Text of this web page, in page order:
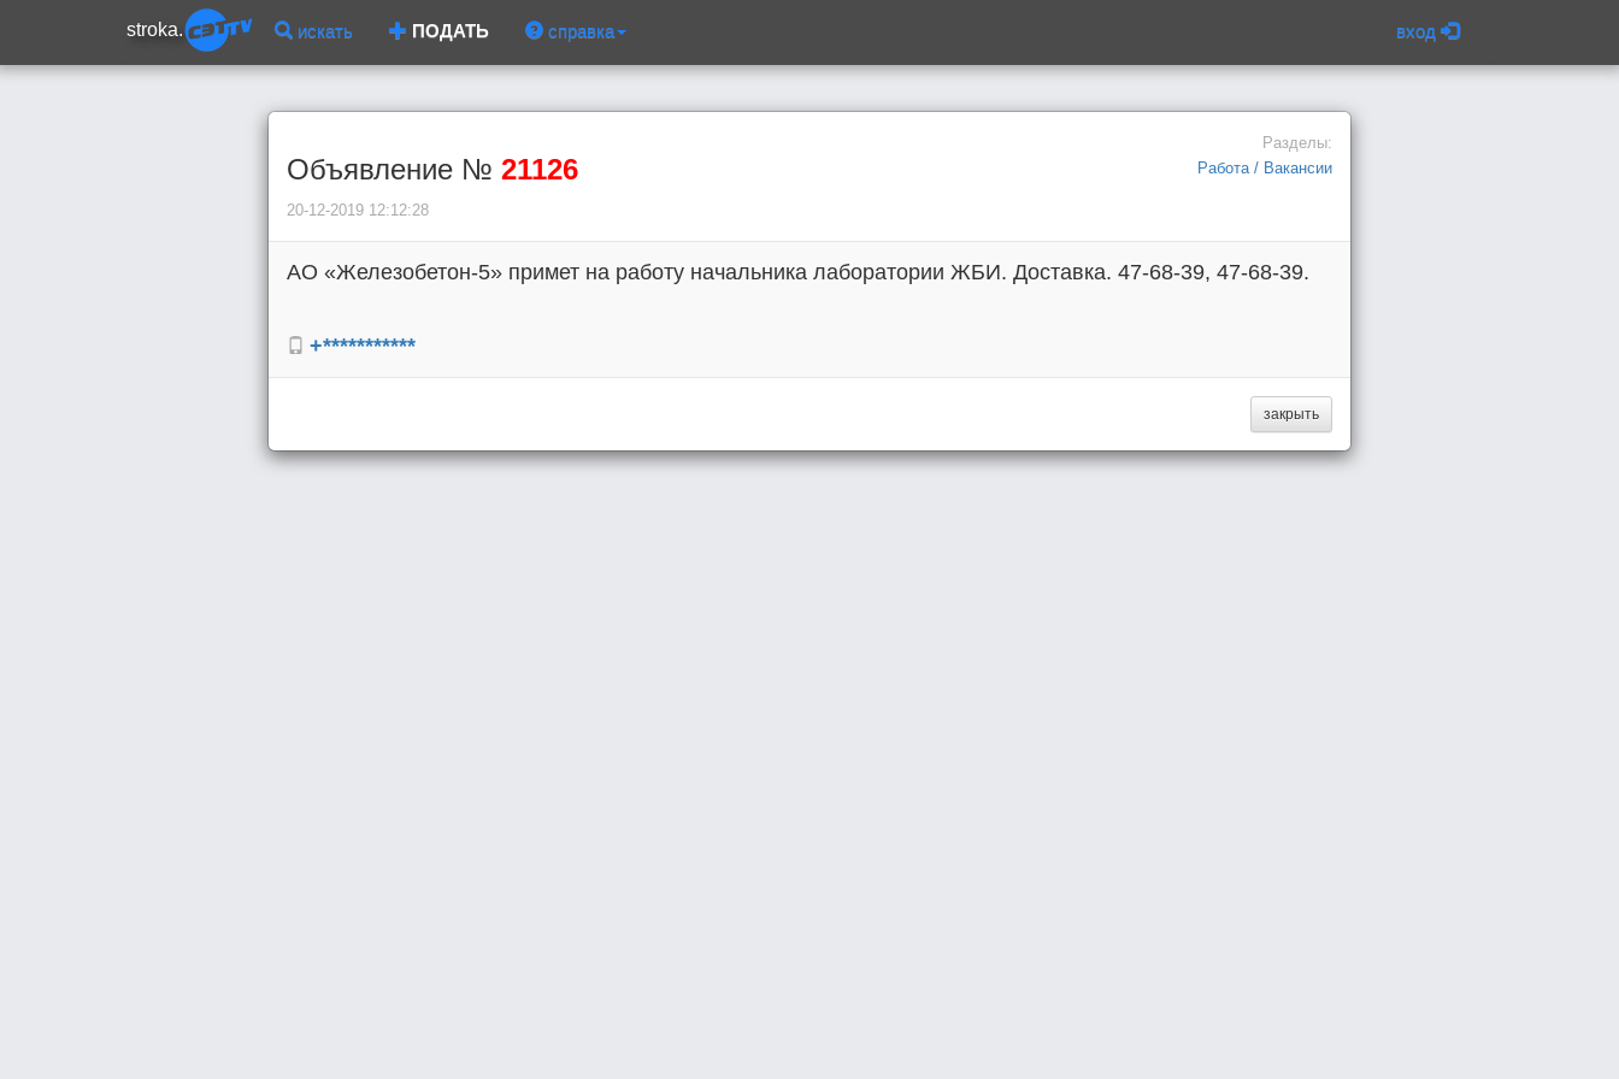
stroka. искать ПОДАТЬ справка вход
Объявление № 21126
20-12-2019 12:12:28
Разделы:
Работа / Вакансии
АО «Железобетон-5» примет на работу начальника лаборатории ЖБИ. Доставка. 47-68-39, 47-68-39.
+***********
закрыть